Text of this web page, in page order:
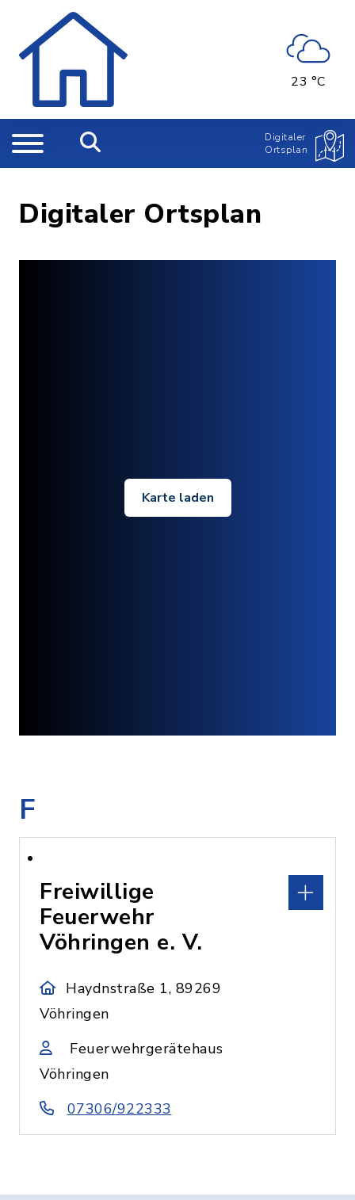
23 °C
Digitaler
Ortsplan
Digitaler Ortsplan
Karte laden
F
Freiwillige
Feuerwehr
Vöhringen e. V.
Haydnstraße 1, 89269
Vöhringen
Feuerwehrgerätehaus
Vöhringen
07306/922333